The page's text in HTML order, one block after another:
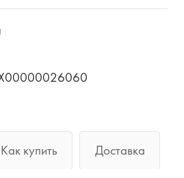
Как купить Доставка